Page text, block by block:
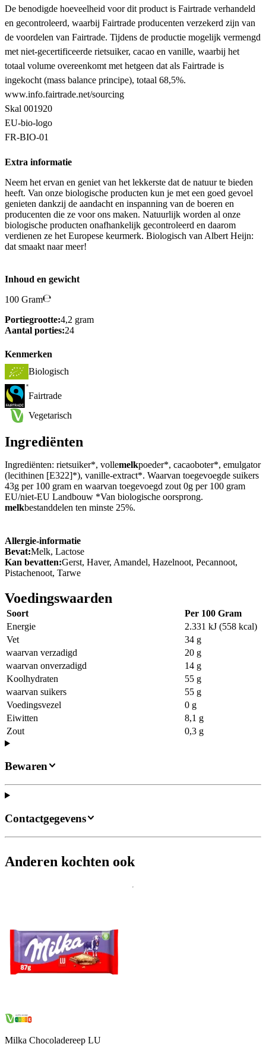
De benodigde hoeveelheid voor dit product is Fairtrade verhandeld
en gecontroleerd, waarbij Fairtrade producenten verzekerd zijn van
de voordelen van Fairtrade. Tijdens de productie mogelijk vermengd
met niet-gecertificeerde rietsuiker, cacao en vanille, waarbij het
totaal volume overeenkomt met hetgeen dat als Fairtrade is
ingekocht (mass balance principe), totaal 68,5%.
www.info.fairtrade.net/sourcing
Skal 001920
EU-bio-logo
FR-BIO-01
Extra informatie
Neem het ervan en geniet van het lekkerste dat de natuur te bieden
heeft. Van onze biologische producten kun je met een goed gevoel
genieten dankzij de aandacht en inspanning van de boeren en
producenten die ze voor ons maken. Natuurlijk worden al onze
biologische producten onafhankelijk gecontroleerd en daarom
verdienen ze het Europese keurmerk. Biologisch van Albert Heijn:
dat smaakt naar meer!
Inhoud en gewicht
100 Gram
Portiegrootte:4,2 gram
Aantal porties:24
Kenmerken
Biologisch
Fairtrade
Vegetarisch
Ingrediënten
Ingrediënten: rietsuiker*, vollemelkpoeder*, cacaoboter*, emulgator
(lecithinen [E322]*), vanille-extract*. Waarvan toegevoegde suikers
43g per 100 gram en waarvan toegevoegd zout 0g per 100 gram
EU/niet-EU Landbouw *Van biologische oorsprong.
melkbestanddelen ten minste 25%.
Allergie-informatie
Bevat:Melk, Lactose
Kan bevatten:Gerst, Haver, Amandel, Hazelnoot, Pecannoot,
Pistachenoot, Tarwe
Voedingswaarden
Soort
Per 100 Gram
Energie
2.331 kJ (558 kcal)
Vet
34 g
waarvan verzadigd
20 g
waarvan onverzadigd
14 g
Koolhydraten
55 g
waarvan suikers
55 g
Voedingsvezel
0 g
Eiwitten
8,1 g
Zout
0,3 g
Bewaren
Contactgegevens
Anderen kochten ook
Milka Chocoladereep LU